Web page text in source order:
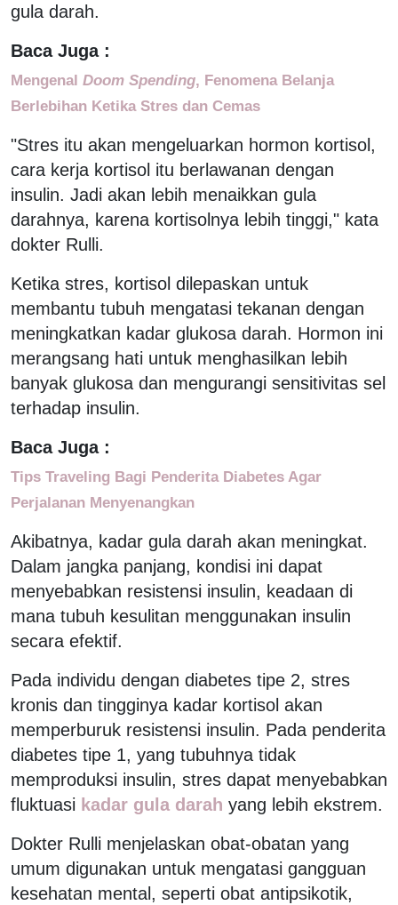
gula darah.
Baca Juga :
Mengenal Doom Spending, Fenomena Belanja
Berlebihan Ketika Stres dan Cemas
"Stres itu akan mengeluarkan hormon kortisol,
cara kerja kortisol itu berlawanan dengan
insulin. Jadi akan lebih menaikkan gula
darahnya, karena kortisolnya lebih tinggi," kata
dokter Rulli.
Ketika stres, kortisol dilepaskan untuk
membantu tubuh mengatasi tekanan dengan
meningkatkan kadar glukosa darah. Hormon ini
merangsang hati untuk menghasilkan lebih
banyak glukosa dan mengurangi sensitivitas sel
terhadap insulin.
Baca Juga :
Tips Traveling Bagi Penderita Diabetes Agar
Perjalanan Menyenangkan
Akibatnya, kadar gula darah akan meningkat.
Dalam jangka panjang, kondisi ini dapat
menyebabkan resistensi insulin, keadaan di
mana tubuh kesulitan menggunakan insulin
secara efektif.
Pada individu dengan diabetes tipe 2, stres
kronis dan tingginya kadar kortisol akan
memperburuk resistensi insulin. Pada penderita
diabetes tipe 1, yang tubuhnya tidak
memproduksi insulin, stres dapat menyebabkan
fluktuasi kadar gula darah yang lebih ekstrem.
Dokter Rulli menjelaskan obat-obatan yang
umum digunakan untuk mengatasi gangguan
kesehatan mental, seperti obat antipsikotik,